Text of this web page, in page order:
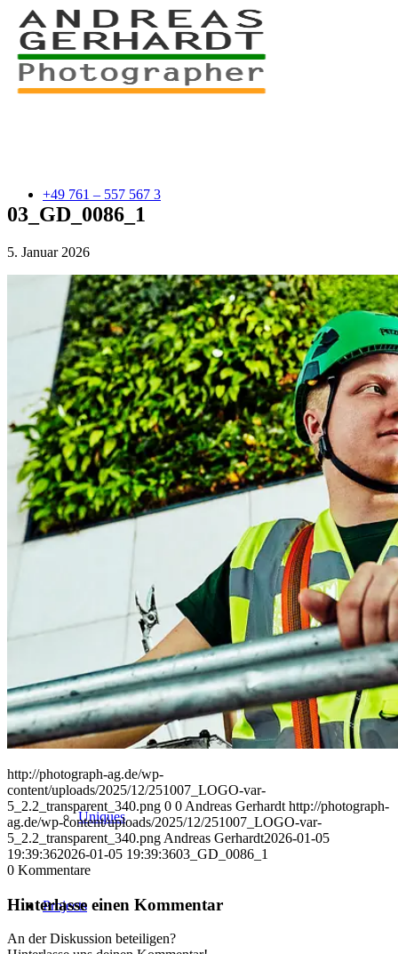
+49 761 – 557 567 3
myStory
Portfolio
People
Sports
Uniques
Projects
03_GD_0086_1
5. Januar 2026
http://photograph-ag.de/wp-
content/uploads/2025/12/251007_LOGO-var-
5_2.2_transparent_340.png 0 0 Andreas Gerhardt http://photograph-
ag.de/wp-content/uploads/2025/12/251007_LOGO-var-
5_2.2_transparent_340.png Andreas Gerhardt2026-01-05
19:39:362026-01-05 19:39:3603_GD_0086_1
0 Kommentare
Hinterlasse einen Kommentar
An der Diskussion beteiligen?